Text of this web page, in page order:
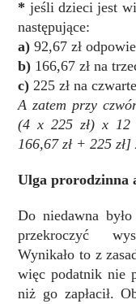
* jeśli dzieci jest
następujące:
a) 92,67 zł
b) 166,67 zł na
c) 225 zł na
A zatem przy
(4 x 225 zł) x 12
166,67 zł + 225 zł]
Ulga prorodzinna
Do niedawna
przekroczyć
Wynikało to z
więc podatnik nie
niż go zapłacił.